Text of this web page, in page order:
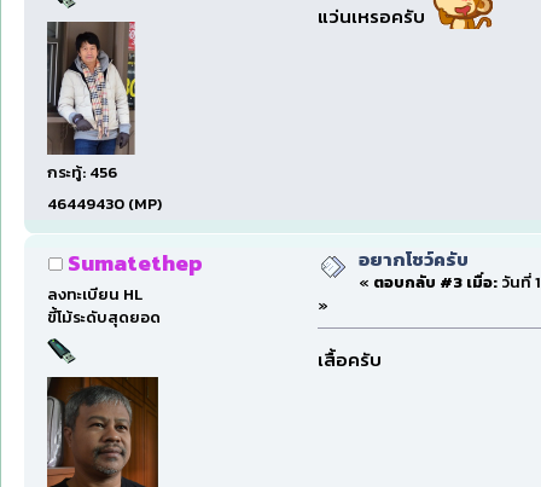
กระทู้: 456
46449430 (MP)
แว่นเหรอครับ
Sumatethep
ลงทะเบียน HL
ขี้โม้ระดับสุดยอด
อยากโชว์ครับ
« ตอบกลับ #3 เมื่อ:วันที่
»
เสื้อครับ